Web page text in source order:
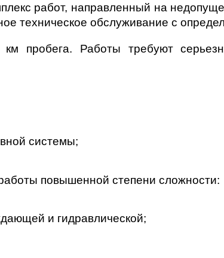
работ, направленный на
техническое обслуживание с
пробега. Работы требуют
системы;
повышенной степени сложности:
и гидравлической;